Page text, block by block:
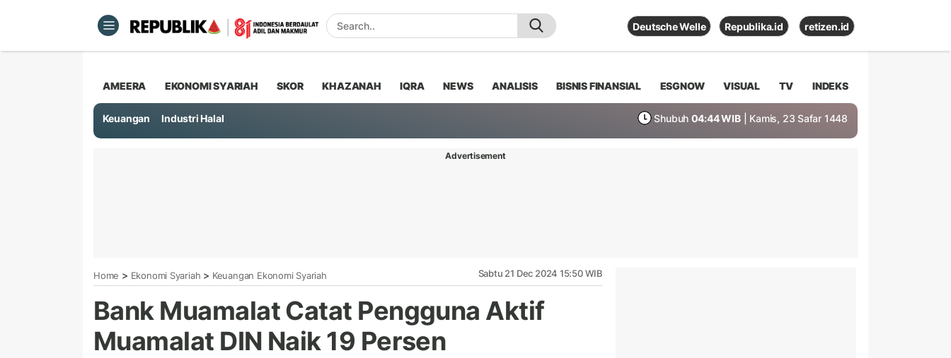
Deutsche Welle Republika.id retizen.id
AMEERA EKONOMI SYARIAH SKOR KHAZANAH IQRA NEWS ANALISIS BISNIS FINANSIAL ESGNOW VISUAL TV INDEKS
Keuangan Industri Halal Shubuh 04:44 WIB | Kamis, 23 Safar 1448
Advertisement
Home > Ekonomi Syariah > Keuangan Ekonomi Syariah Sabtu 21 Dec 2024 15:50 WIB
Bank Muamalat Catat Pengguna Aktif
Muamalat DIN Naik 19 Persen